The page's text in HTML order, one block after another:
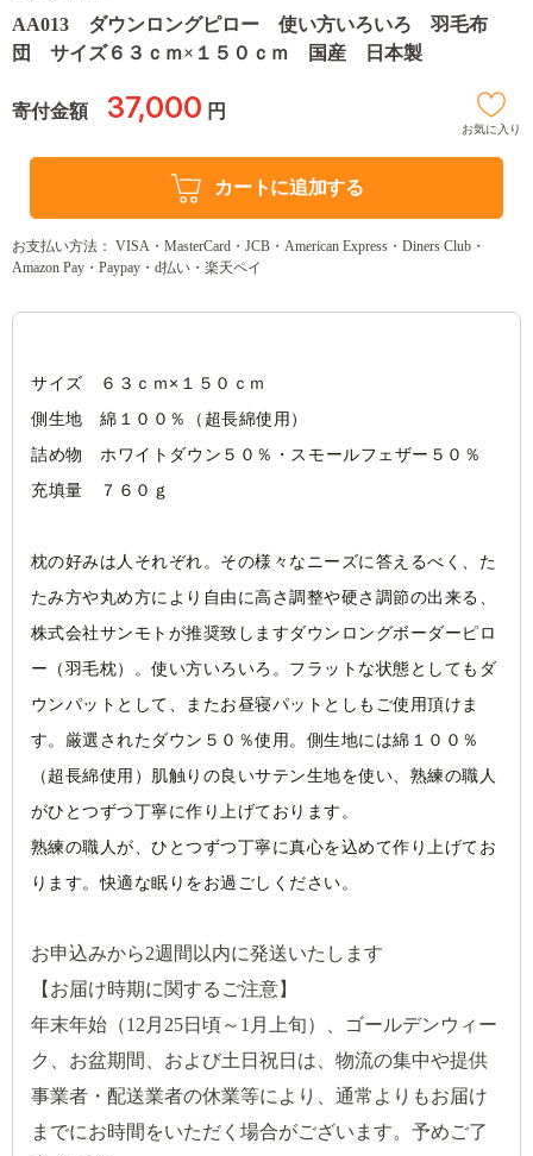
AA013 ダウンロングピロー 使い方いろいろ 羽毛布
団 サイズ６３ｃｍ×１５０ｃｍ 国産 日本製
寄付金額 37,000 円
お気に入り
カートに追加する
お支払い方法： VISA・MasterCard・JCB・American Express・Diners Club・
Amazon Pay・Paypay・d払い・楽天ペイ
サイズ ６３ｃｍ×１５０ｃｍ
側生地 綿１００％（超長綿使用）
詰め物 ホワイトダウン５０％・スモールフェザー５０％
充填量 ７６０ｇ
枕の好みは人それぞれ。その様々なニーズに答えるべく、た
たみ方や丸め方により自由に高さ調整や硬さ調節の出来る、
株式会社サンモトが推奨致しますダウンロングボーダーピロ
ー（羽毛枕）。使い方いろいろ。フラットな状態としてもダ
ウンパットとして、またお昼寝パットとしもご使用頂けま
す。厳選されたダウン５０％使用。側生地には綿１００％
（超長綿使用）肌触りの良いサテン生地を使い、熟練の職人
がひとつずつ丁寧に作り上げております。
熟練の職人が、ひとつずつ丁寧に真心を込めて作り上げてお
ります。快適な眠りをお過ごしください。
お申込みから2週間以内に発送いたします
【お届け時期に関するご注意】
年末年始（12月25日頃～1月上旬）、ゴールデンウィー
ク、お盆期間、および土日祝日は、物流の集中や提供
事業者・配送業者の休業等により、通常よりもお届け
までにお時間をいただく場合がございます。予めご了